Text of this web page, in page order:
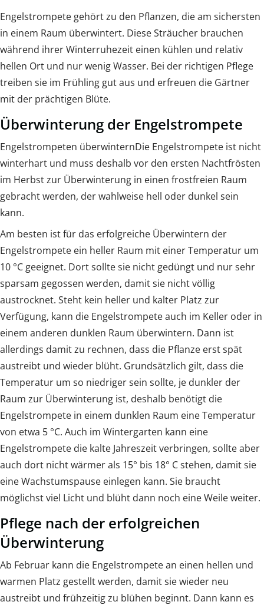
Engelstrompete gehört zu den Pflanzen, die am sichersten
in einem Raum überwintert. Diese Sträucher brauchen
während ihrer Winterruhezeit einen kühlen und relativ
hellen Ort und nur wenig Wasser. Bei der richtigen Pflege
treiben sie im Frühling gut aus und erfreuen die Gärtner
mit der prächtigen Blüte.
Überwinterung der Engelstrompete
Engelstrompeten überwinternDie Engelstrompete ist nicht
winterhart und muss deshalb vor den ersten Nachtfrösten
im Herbst zur Überwinterung in einen frostfreien Raum
gebracht werden, der wahlweise hell oder dunkel sein
kann.
Am besten ist für das erfolgreiche Überwintern der
Engelstrompete ein heller Raum mit einer Temperatur um
10 °C geeignet. Dort sollte sie nicht gedüngt und nur sehr
sparsam gegossen werden, damit sie nicht völlig
austrocknet. Steht kein heller und kalter Platz zur
Verfügung, kann die Engelstrompete auch im Keller oder in
einem anderen dunklen Raum überwintern. Dann ist
allerdings damit zu rechnen, dass die Pflanze erst spät
austreibt und wieder blüht. Grundsätzlich gilt, dass die
Temperatur um so niedriger sein sollte, je dunkler der
Raum zur Überwinterung ist, deshalb benötigt die
Engelstrompete in einem dunklen Raum eine Temperatur
von etwa 5 °C. Auch im Wintergarten kann eine
Engelstrompete die kalte Jahreszeit verbringen, sollte aber
auch dort nicht wärmer als 15° bis 18° C stehen, damit sie
eine Wachstumspause einlegen kann. Sie braucht
möglichst viel Licht und blüht dann noch eine Weile weiter.
Pflege nach der erfolgreichen
Überwinterung
Ab Februar kann die Engelstrompete an einen hellen und
warmen Platz gestellt werden, damit sie wieder neu
austreibt und frühzeitig zu blühen beginnt. Dann kann es